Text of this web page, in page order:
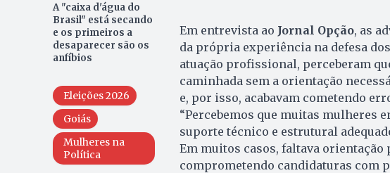
A "caixa d'água do
Brasil" está secando
e os primeiros a
desaparecer são os
anfíbios
Eleições 2026
Goiás
Mulheres na
Política
Em entrevista ao Jornal Opção, as
da própria experiência na defesa
atuação profissional, perceberam
caminhada sem a orientação
e, por isso, acabavam cometendo
“Percebemos que muitas mulheres
suporte técnico e estrutural
Em muitos casos, faltava orientação
comprometendo candidaturas com